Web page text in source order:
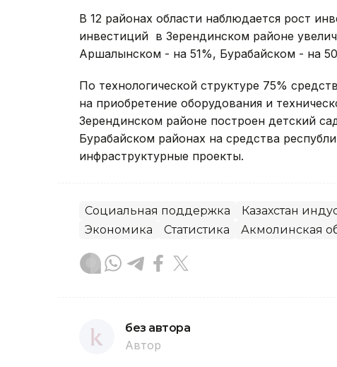
В 12 районах области наблюдается рост
инвестиций в Зерендинском районе
Аршалынском - на 51%, Бурабайском - на
По технологической структуре 75%
на приобретение оборудования и
Зерендинском районе построен детский
Бурабайском районах на средства
инфраструктурные проекты.
Социальная поддержка Казахстан
Экономика
Статистика Акмолинская
без автора
Автор